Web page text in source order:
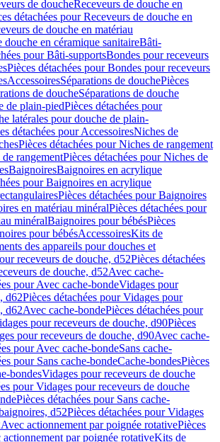
de doucheReceveurs de douche en
détachées pour Receveurs de douche en
de douche en matériau
douche en céramique sanitaireBâti-
pour Bâti-supportsBondes pour receveurs
Pièces détachées pour Bondes pour receveurs
AccessoiresSéparations de douchePièces
de doucheSéparations de douche
de plain-piedPièces détachées pour
latérales pour douche de plain-
détachées pour AccessoiresNiches de
Pièces détachées pour Niches de rangement
rangementPièces détachées pour Niches de
BaignoiresBaignoires en acrylique
pour Baignoires en acrylique
Pièces détachées pour Baignoires
en matériau minéralPièces détachées pour
minéralBaignoires pour bébésPièces
pour bébésAccessoiresKits de
des appareils pour douches et
receveurs de douche, d52Pièces détachées
de douche, d52Avec cache-
pour Avec cache-bondeVidages pour
d62Pièces détachées pour Vidages pour
d62Avec cache-bondePièces détachées pour
pour receveurs de douche, d90Pièces
pour receveurs de douche, d90Avec cache-
pour Avec cache-bondeSans cache-
pour Sans cache-bondeCache-bondesPièces
bondesVidages pour receveurs de douche
pour Vidages pour receveurs de douche
Pièces détachées pour Sans cache-
d52Pièces détachées pour Vidages
Avec actionnement par poignée rotativePièces
actionnement par poignée rotativeKits de